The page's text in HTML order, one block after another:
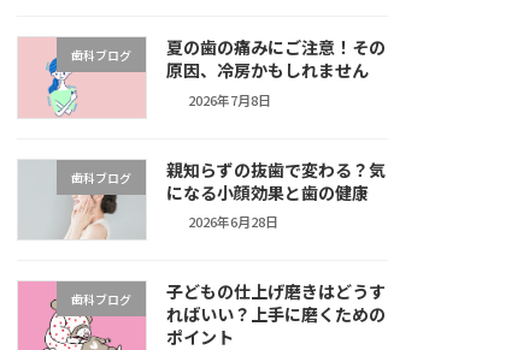
歯科ブログ
夏の歯の痛みにご注意！その
原因、冷房かもしれません
2026年7月8日
歯科ブログ
親知らずの抜歯で変わる？気
になる小顔効果と歯の健康
2026年6月28日
歯科ブログ
子どもの仕上げ磨きはどうす
ればいい？上手に磨くための
ポイント